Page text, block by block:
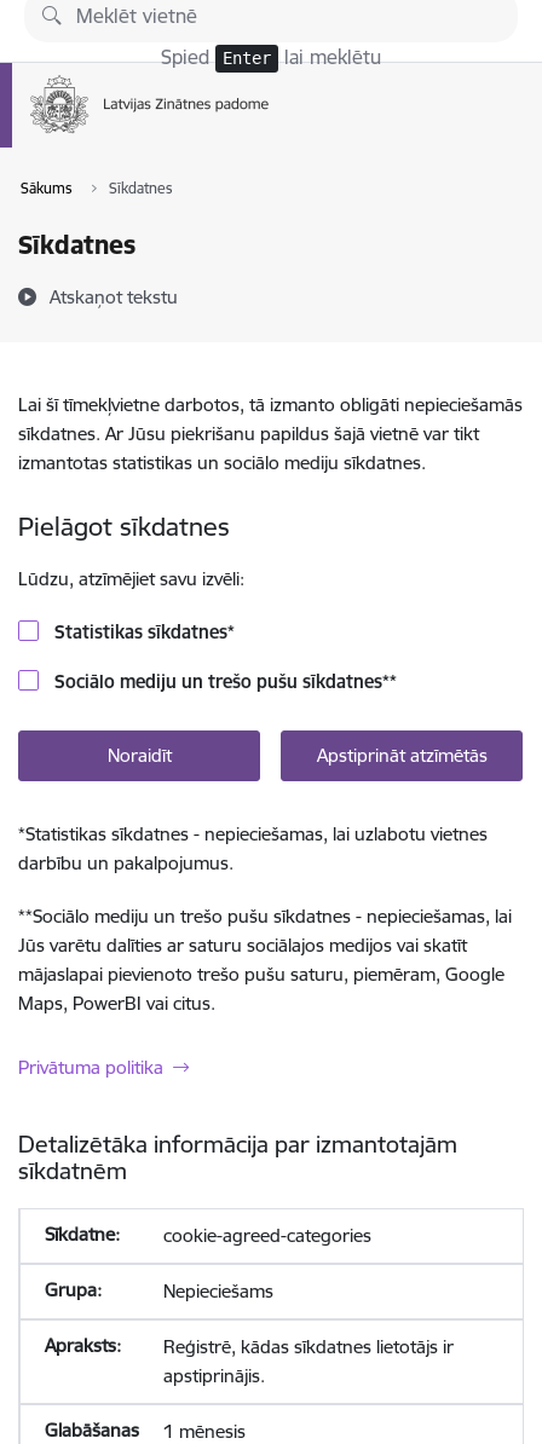
Pāriet uz lapas saturu
Spied Enter lai meklētu
Sākums Sīkdatnes
Sīkdatnes
Atskaņot tekstu
Lai šī tīmekļvietne darbotos, tā izmanto obligāti nepieciešamās
sīkdatnes. Ar Jūsu piekrišanu papildus šajā vietnē var tikt
izmantotas statistikas un sociālo mediju sīkdatnes.
Pielāgot sīkdatnes
Lūdzu, atzīmējiet savu izvēli:
Statistikas sīkdatnes*
Sociālo mediju un trešo pušu sīkdatnes**
Noraidīt Apstiprināt atzīmētās
*Statistikas sīkdatnes - nepieciešamas, lai uzlabotu vietnes
darbību un pakalpojumus.
**Sociālo mediju un trešo pušu sīkdatnes - nepieciešamas, lai
Jūs varētu dalīties ar saturu sociālajos medijos vai skatīt
mājaslapai pievienoto trešo pušu saturu, piemēram, Google
Maps, PowerBI vai citus.
Privātuma politika
Detalizētāka informācija par izmantotajām
sīkdatnēm
cookie-agreed-categories
Nepieciešams
Reģistrē, kādas sīkdatnes lietotājs ir
apstiprinājis.
1 mēnesis